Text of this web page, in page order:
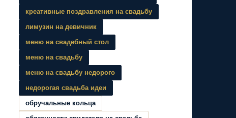
креативные поздравления на свадьбу
лимузин на девичник
меню на свадебный стол
меню на свадьбу
меню на свадьбу недорого
недорогая свадьба идеи
обручальные кольца